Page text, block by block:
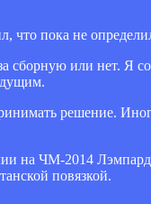
что пока не
сборную или нет. Я
решение.
на ЧМ-2014
повязкой.